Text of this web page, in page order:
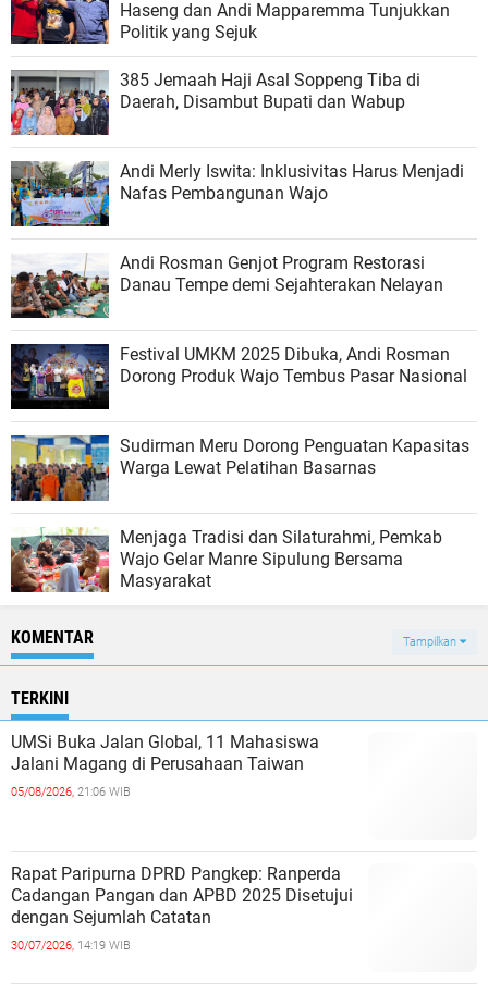
Haseng dan Andi Mapparemma Tunjukkan
Politik yang Sejuk
385 Jemaah Haji Asal Soppeng Tiba di
Daerah, Disambut Bupati dan Wabup
Andi Merly Iswita: Inklusivitas Harus Menjadi
Nafas Pembangunan Wajo
Andi Rosman Genjot Program Restorasi
Danau Tempe demi Sejahterakan Nelayan
Festival UMKM 2025 Dibuka, Andi Rosman
Dorong Produk Wajo Tembus Pasar Nasional
Sudirman Meru Dorong Penguatan Kapasitas
Warga Lewat Pelatihan Basarnas
Menjaga Tradisi dan Silaturahmi, Pemkab
Wajo Gelar Manre Sipulung Bersama
Masyarakat
KOMENTAR Tampilkan
TERKINI
UMSi Buka Jalan Global, 11 Mahasiswa
Jalani Magang di Perusahaan Taiwan
05/08/2026, 21:06 WIB
Rapat Paripurna DPRD Pangkep: Ranperda
Cadangan Pangan dan APBD 2025 Disetujui
dengan Sejumlah Catatan
30/07/2026, 14:19 WIB